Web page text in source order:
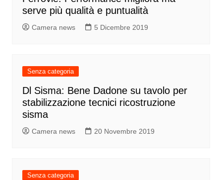
serve più qualità e puntualità
Camera news 5 Dicembre 2019
Senza categoria
Dl Sisma: Bene Dadone su tavolo per
stabilizzazione tecnici ricostruzione
sisma
Camera news 20 Novembre 2019
Senza categoria